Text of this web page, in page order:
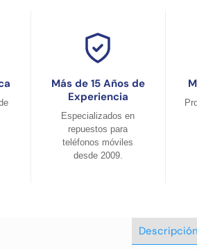
Más de 15 Años de
Experiencia
Especializados en
repuestos para
teléfonos móviles
desde 2009.
Descripción